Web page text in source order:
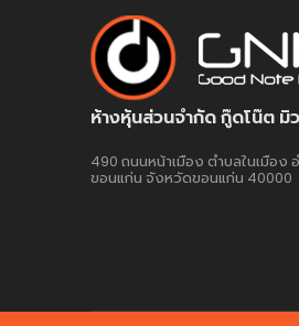
ห้างหุ้นส่วนจำกัด กู๊ดโน๊ต มิ
490 ถนนหน้าเมือง ตำบลในเมือง
ขอนแก่น จังหวัดขอนแก่น 40000